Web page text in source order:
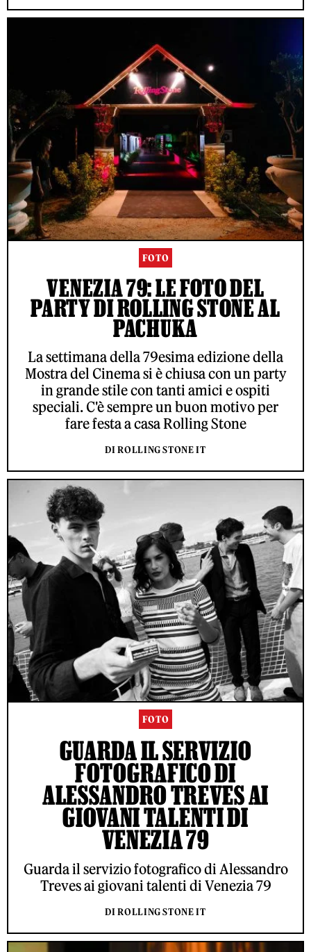
FOTO
VENEZIA 79: LE FOTO DEL
PARTY DI ROLLING STONE AL
PACHUKA
La settimana della 79esima edizione della
Mostra del Cinema si è chiusa con un party
in grande stile con tanti amici e ospiti
speciali. C'è sempre un buon motivo per
fare festa a casa Rolling Stone
DI ROLLING STONE IT
FOTO
GUARDA IL SERVIZIO
FOTOGRAFICO DI
ALESSANDRO TREVES AI
GIOVANI TALENTI DI
VENEZIA 79
Guarda il servizio fotografico di Alessandro
Treves ai giovani talenti di Venezia 79
DI ROLLING STONE IT